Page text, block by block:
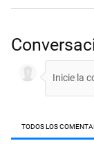
TODOS LOS